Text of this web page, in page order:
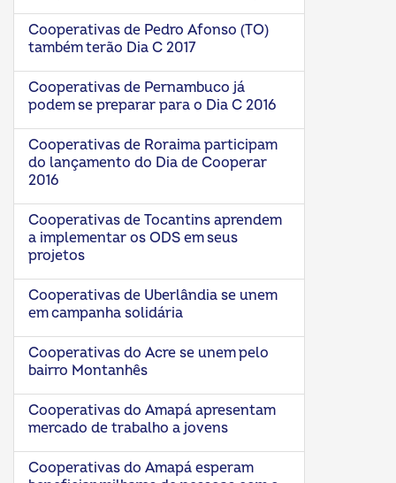
Cooperativas de Pedro Afonso (TO)
também terão Dia C 2017
Cooperativas de Pernambuco já
podem se preparar para o Dia C 2016
Cooperativas de Roraima participam
do lançamento do Dia de Cooperar
2016
Cooperativas de Tocantins aprendem
a implementar os ODS em seus
projetos
Cooperativas de Uberlândia se unem
em campanha solidária
Cooperativas do Acre se unem pelo
bairro Montanhês
Cooperativas do Amapá apresentam
mercado de trabalho a jovens
Cooperativas do Amapá esperam